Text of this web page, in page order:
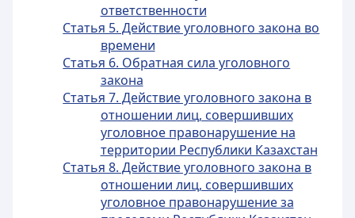
ответственности
Статья 5. Действие уголовного закона во
времени
Статья 6. Обратная сила уголовного
закона
Статья 7. Действие уголовного закона в
отношении лиц, совершивших
уголовное правонарушение на
территории Республики Казахстан
Статья 8. Действие уголовного закона в
отношении лиц, совершивших
уголовное правонарушение за